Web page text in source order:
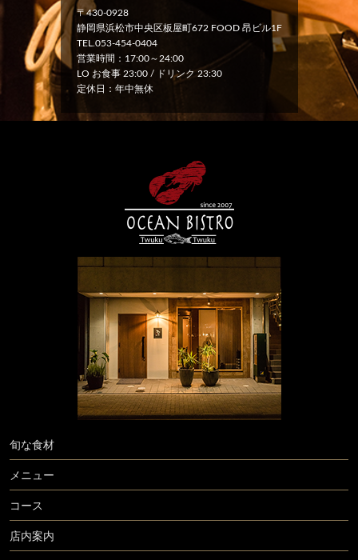
〒430-0928
静岡県浜松市中央区板屋町672 FOOD 昂ビル1F
TEL.053-454-0404
営業時間：17:00～24:00
LO お食事 23:00 / ドリンク 23:30
定休日：年中無休
旬な食材
メニュー
コース
店内案内